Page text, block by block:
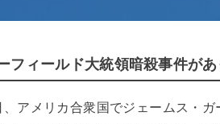
フィールド大統領暗殺事件があ
アメリカ合衆国でジェームス・